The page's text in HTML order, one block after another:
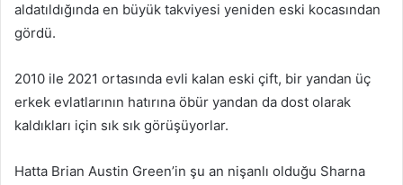
aldatıldığında en büyük takviyesi yeniden eski kocasından
gördü.
2010 ile 2021 ortasında evli kalan eski çift, bir yandan üç
erkek evlatlarının hatırına öbür yandan da dost olarak
kaldıkları için sık sık görüşüyorlar.
Hatta Brian Austin Green’in şu an nişanlı olduğu Sharna